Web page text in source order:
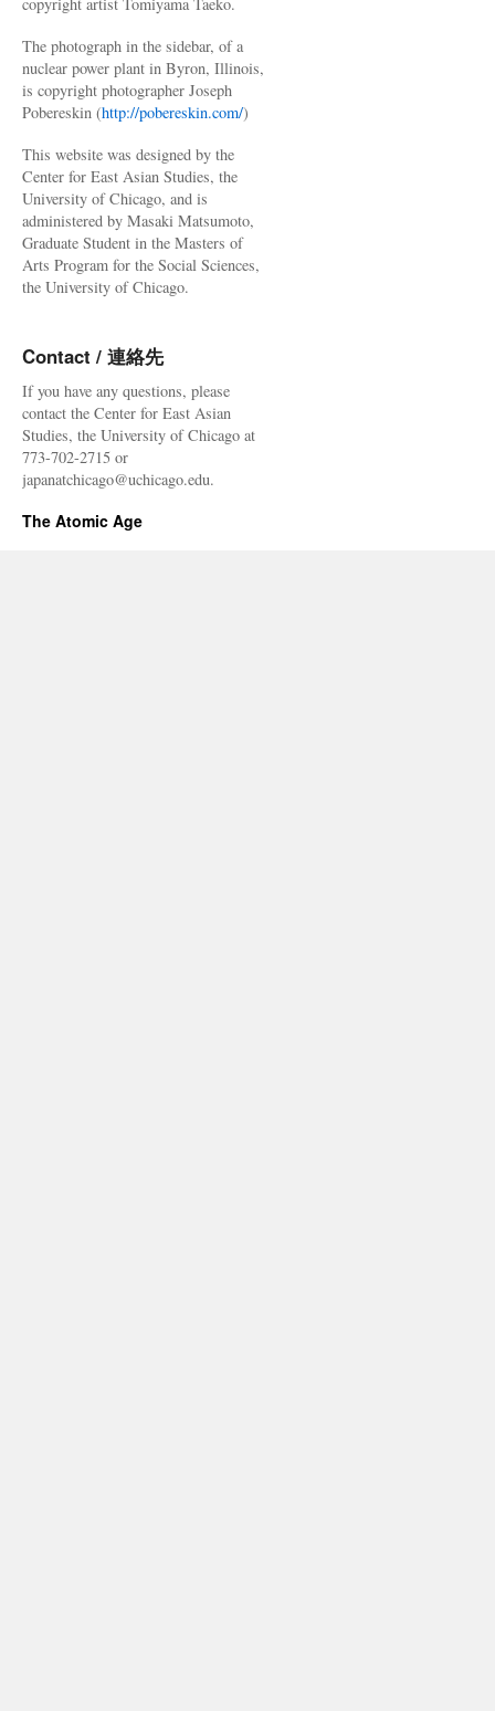
The photograph in the sidebar, of a
nuclear power plant in Byron, Illinois,
is copyright photographer Joseph
Pobereskin (http://pobereskin.com/)
This website was designed by the
Center for East Asian Studies, the
University of Chicago, and is
administered by Masaki Matsumoto,
Graduate Student in the Masters of
Arts Program for the Social Sciences,
the University of Chicago.
Contact / 連絡先
If you have any questions, please
contact the Center for East Asian
Studies, the University of Chicago at
773-702-2715 or
japanatchicago@uchicago.edu.
The Atomic Age